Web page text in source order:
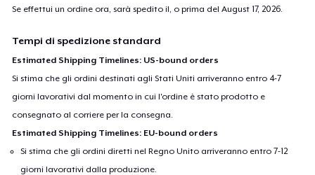
Se effettui un ordine ora, sarà spedito il, o prima delAugust 17, 2026
Tempi di spedizione standard
Estimated Shipping Timelines: US-bound orders
Si stima che gli ordini destinati agli Stati Uniti arriveranno entro 4-7
giorni lavorativi dal momento in cui l'ordine è stato prodotto e
consegnato al corriere per la consegna.
Estimated Shipping Timelines: EU-bound orders
Si stima che gli ordini diretti nel Regno Unito arriveranno entro 7-12
giorni lavorativi dalla produzione.